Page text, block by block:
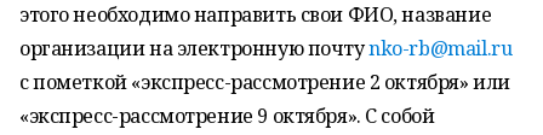
этого необходимо направить свои ФИО, название
организации на электронную почтуnko-rb@mail.ru
с пометкой «экспресс-рассмотрение 2 октября» или
«экспресс-рассмотрение 9 октября». С собой